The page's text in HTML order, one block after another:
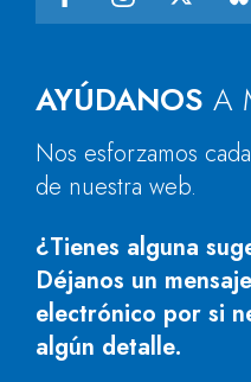
AYÚDANOS A
Nos esforzamos
de nuestra web.
¿Tienes alguna
Déjanos un
electrónico por si
algún detalle.